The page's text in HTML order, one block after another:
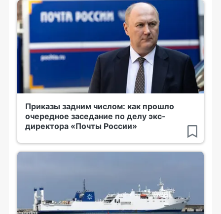
Приказы задним числом: как прошло
очередное заседание по делу экс-
директора «Почты России»